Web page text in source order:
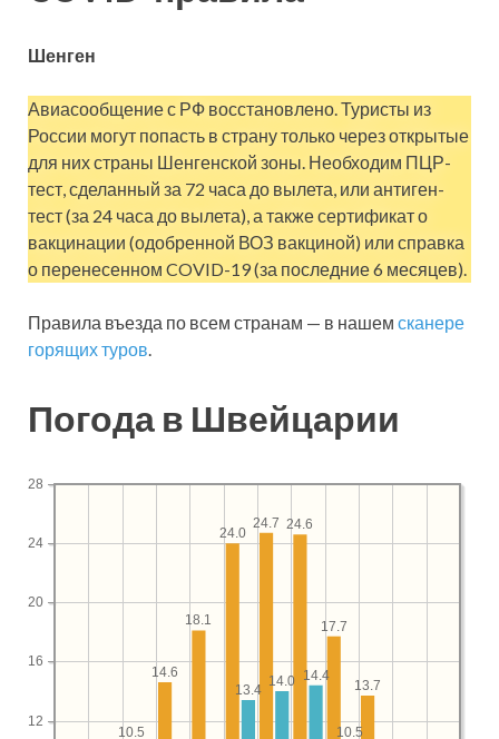
Шенген
Авиасообщение с РФ восстановлено. Туристы из
России могут попасть в страну только через открытые
для них страны Шенгенской зоны. Необходим ПЦР-
тест, сделанный за 72 часа до вылета, или антиген-
тест (за 24 часа до вылета), а также сертификат о
вакцинации (одобренной ВОЗ вакциной) или справка
о перенесенном COVID-19 (за последние 6 месяцев).
Правила въезда по всем странам — в нашем сканере
горящих туров.
Погода в Швейцарии